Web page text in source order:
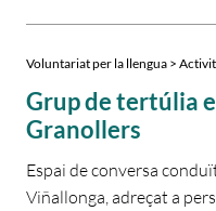
Voluntariat per la llengua >
Grup de tertúlia
Granollers
Espai de conversa
Viñallonga, adreçat a